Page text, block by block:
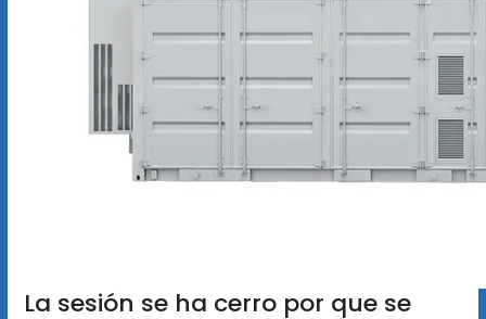
La sesión se ha cerro por que se